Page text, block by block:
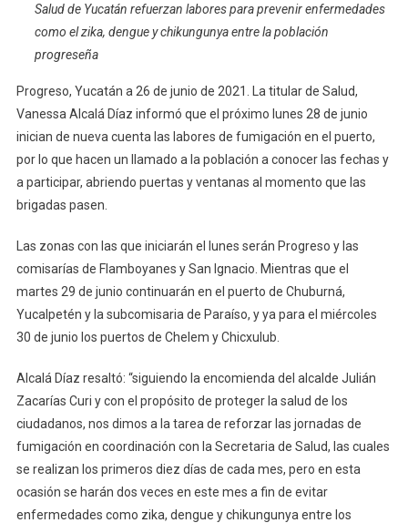
Salud
Anuncia
Jornadas
De
Fumigación
En
Progreso
Salud de Yucatán refuerzan labores para prevenir enfermedades
como el zika, dengue y chikungunya entre la población
progreseña
Progreso, Yucatán a 26 de junio de 2021. La titular de Salud,
Vanessa Alcalá Díaz informó que el próximo lunes 28 de junio
inician de nueva cuenta las labores de fumigación en el puerto,
por lo que hacen un llamado a la población a conocer las fechas y
a participar, abriendo puertas y ventanas al momento que las
brigadas pasen.
Las zonas con las que iniciarán el lunes serán Progreso y las
comisarías de Flamboyanes y San Ignacio. Mientras que el
martes 29 de junio continuarán en el puerto de Chuburná,
Yucalpetén y la subcomisaria de Paraíso, y ya para el miércoles
30 de junio los puertos de Chelem y Chicxulub.
Alcalá Díaz resaltó: “siguiendo la encomienda del alcalde Julián
Zacarías Curi y con el propósito de proteger la salud de los
ciudadanos, nos dimos a la tarea de reforzar las jornadas de
fumigación en coordinación con la Secretaria de Salud, las cuales
se realizan los primeros diez días de cada mes, pero en esta
ocasión se harán dos veces en este mes a fin de evitar
enfermedades como zika, dengue y chikungunya entre los